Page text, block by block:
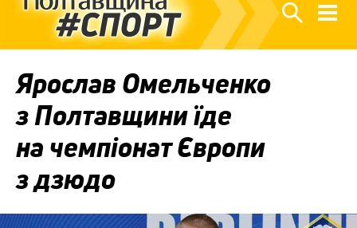
Ярослав Омельченко
з Полтавщини їде
на чемпіонат Європи
з дзюдо